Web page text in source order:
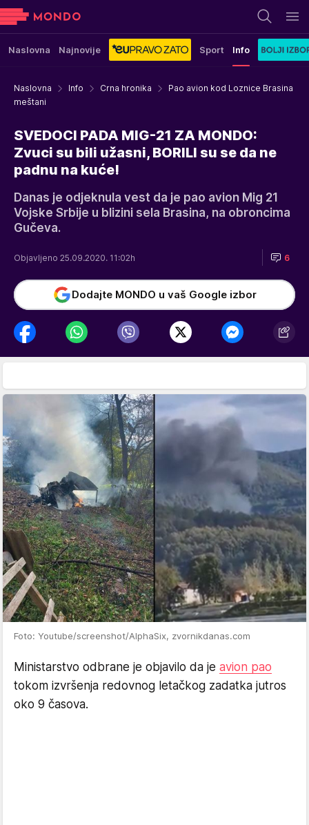
Naslovna Najnovije Sport Info
Naslovna Info Crna hronika
Pao avion kod Loznice Brasina
meštani
SVEDOCI PADA MIG-21 ZA MONDO:
Zvuci su bili užasni, BORILI su se da ne
padnu na kuće!
Danas je odjeknula vest da je pao avion Mig 21
Vojske Srbije u blizini sela Brasina, na obroncima
Gučeva.
Objavljeno 25.09.2020. 11:02h 6
Dodajte MONDO u vaš Google izbor
Foto: Youtube/screenshot/AlphaSix, zvornikdanas.com
Ministarstvo odbrane je objavilo da je avion pao
tokom izvršenja redovnog letačkog zadatka jutros
oko 9 časova.